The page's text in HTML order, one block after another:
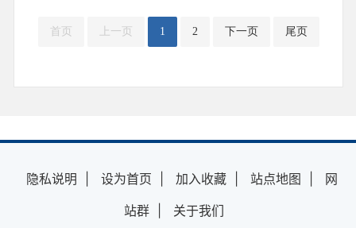
首页 上一页 1 2 下一页 尾页
隐私说明 设为首页 加入收藏 站点地图
网
站群
关于我们